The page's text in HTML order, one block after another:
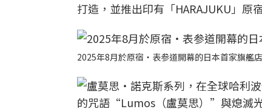
打造，並推出印有「HARAJUKU」原
2025年8月於原宿・表参道開幕的日本首家旗艦